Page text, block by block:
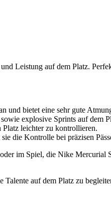
Leistung auf dem Platz.
und bietet eine sehr gute
explosive Sprints auf dem
leichter zu kontrollieren.
die Kontrolle bei präzisen
im Spiel, die Nike
auf dem Platz zu